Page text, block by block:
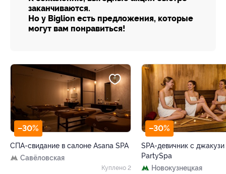
заканчиваются.
Но у Biglion есть предложения, которые
могут вам понравиться!
–30%
СПА-свидание в салоне Asana SPA
Савёловская
Куплено 2
–30%
SPA-девичник с
PartySpa
Новокузнецкая